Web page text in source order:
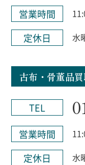
営業時間
定休日 水
古布・骨董品
TEL
営業時間
定休日 水